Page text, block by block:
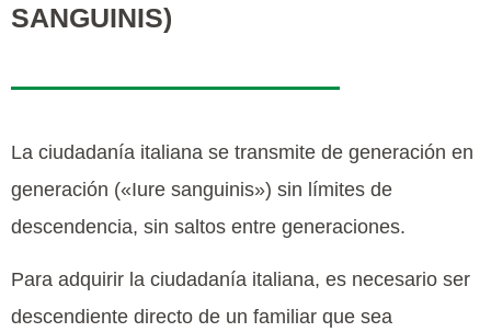
SANGUINIS)
La ciudadanía italiana se transmite de generación en
generación («Iure sanguinis») sin límites de
descendencia, sin saltos entre generaciones.
Para adquirir la ciudadanía italiana, es necesario ser
descendiente directo de un familiar que sea